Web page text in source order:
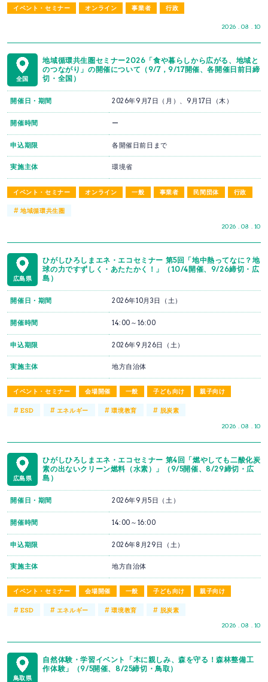
イベント・セミナー オンライン 事業者 行政
2026 . 08 . 10
全国
地域循環共生圏セミナー2026「食や暮らしから広がる、地域と
のつながり」の開催について（9/7，9/17開催、各開催日前日締
切・全国）
イベント・セミナー オンライン 一般 事業者 民間団体 行政
2026 . 08 . 10
開催日・期間 2026年9月7日（月）、9月17日（木）
開催時間 ー
申込期限 各開催日前日まで
実施主体 環境省
#地域循環共生圏
広島県
ひがしひろしまエネ・エコセミナー 第5回「地中熱ってなに？地
球の力ですずしく・あたたかく！」（10/4開催、9/26締切・広
島）
イベント・セミナー 会場開催 一般 子ども向け 親子向け
2026 . 08 . 10
開催日・期間 2026年10月3日（土）
開催時間 14:00～16:00
申込期限 2026年9月26日（土）
実施主体 地方自治体
#ESD # エネルギー #環境教育 # 脱炭素
広島県
ひがしひろしまエネ・エコセミナー 第4回「燃やしても二酸化炭
素の出ないクリーン燃料（水素）」（9/5開催、8/29締切・広
島）
イベント・セミナー 会場開催 一般 子ども向け 親子向け
2026 . 08 . 10
開催日・期間 2026年9月5日（土）
開催時間 14:00～16:00
申込期限 2026年8月29日（土）
実施主体 地方自治体
#ESD # エネルギー #環境教育 # 脱炭素
鳥取県
自然体験・学習イベント「木に親しみ、森を守る！森林整備工
作体験」（9/5開催、8/25締切・鳥取）